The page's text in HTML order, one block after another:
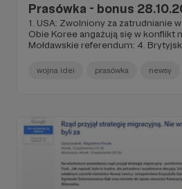
Prasówka - bonus
1. USA: Zwolniony za zatrudnianie
Obie Koree angażują się w konflikt
Mołdawskie referendum: 4.
wojna idei prasówka newsy